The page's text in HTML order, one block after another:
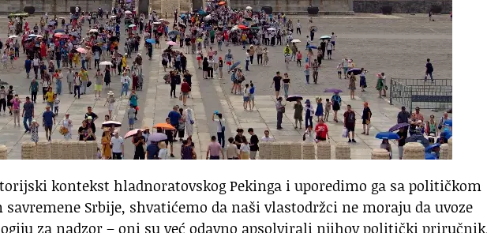
kontekst hladnoratovskog Pekinga i uporedimo ga sa političkom
savremene Srbije, shvatićemo da naši vlastodržci ne moraju da uvoze
za nadzor – oni su već odavno apsolvirali njihov politički